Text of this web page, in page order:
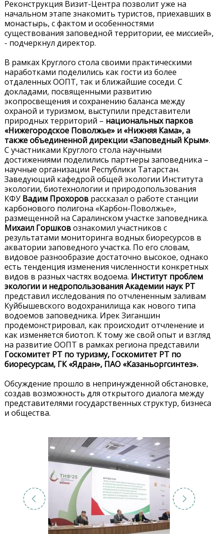
Реконструкция Визит-Центра позволит уже на
начальном этапе знакомить туристов, приехавших в
монастырь, с фактом и особенностями
существования заповедной территории, ее миссией»,
- подчеркнул директор.
В рамках Круглого стола своими практическими
наработками поделились как гости из более
отдаленных ООПТ, так и ближайшие соседи. С
докладами, посвященными развитию
экопросвещения и сохранению баланса между
охраной и туризмом, выступили представители
природных территорий – национальных парков
«Нижегородское Поволжье» и «Нижняя Кама», а
также объединенной дирекции «Заповедный Крым».
С участниками Круглого стола научными
достижениями поделились партнеры заповедника –
научные организации Республики Татарстан.
Заведующий кафедрой общей экологии Института
экологии, биотехнологии и природопользования
КФУ Вадим Прохоров рассказал о работе станции
карбонового полигона «Карбон-Поволжье»,
размещенной на Саралинском участке заповедника.
Михаил Горшковознакомил участников с
результатами мониторинга водных биоресурсов в
акватории заповедного участка. По его словам,
видовое разнообразие достаточно высокое, однако
есть тенденция изменения численности конкретных
видов в разных частях водоема. Институт проблем
экологии и недропользования Академии наук РТ
представил исследования по отчлененным заливам
Куйбышевского водохранилища как нового типа
водоемов заповедника. Ирек Зиганшин
продемонстрировал, как происходит отчленение и
как изменяется биотоп. К тому же свой опыт и взгляд
на развитие ООПТ в рамках региона представили
Госкомитет РТ по туризму, Госкомитет РТ по
биоресурсам, ГК «Ядран», ПАО «Казаньоргсинтез».
Обсуждение прошло в непринужденной обстановке,
создав возможность для открытого диалога между
представителями государственных структур, бизнеса
и общества.